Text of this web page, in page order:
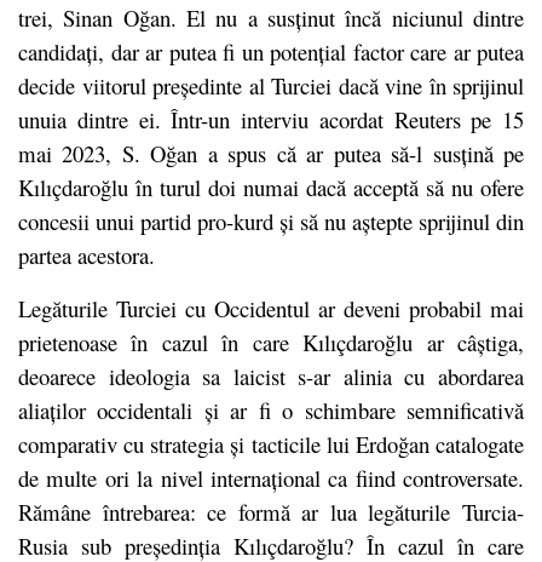
trei, Sinan Oğan. El nu a susținut încă niciunul dintre
candidați, dar ar putea fi un potențial factor care ar putea
decide viitorul președinte al Turciei dacă vine în sprijinul
unuia dintre ei. Într-un interviu acordat Reuters pe 15
mai 2023, S. Oğan a spus că ar putea să-l susțină pe
Kılıçdaroğlu în turul doi numai dacă acceptă să nu ofere
concesii unui partid pro-kurd și să nu aștepte sprijinul din
partea acestora.
Legăturile Turciei cu Occidentul ar deveni probabil mai
prietenoase în cazul în care Kılıçdaroğlu ar câștiga,
deoarece ideologia sa laicist s-ar alinia cu abordarea
aliaților occidentali și ar fi o schimbare semnificativă
comparativ cu strategia și tacticile lui Erdoğan catalogate
de multe ori la nivel internațional ca fiind controversate.
Rămâne întrebarea: ce formă ar lua legăturile Turcia-
Rusia sub președinția Kılıçdaroğlu? În cazul în care